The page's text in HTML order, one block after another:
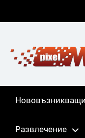
Нововъзникващи
Развлечение